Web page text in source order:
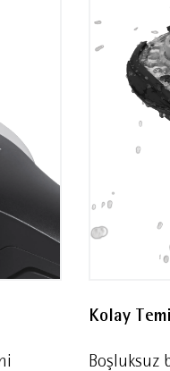
Kolay
Boşluksuz